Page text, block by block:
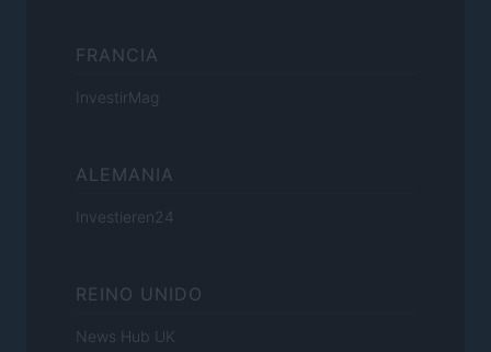
FRANCIA
InvestirMag
ALEMANIA
Investieren24
REINO UNIDO
News Hub UK